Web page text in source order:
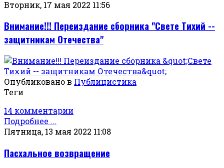
Вторник, 17 мая 2022 11:56
Внимание!!! Переиздание сборника "Свете Тихий --
защитникам Отечества"
Опубликовано в Публицистика
Теги
14 комментарии
Подробнее ...
Пятница, 13 мая 2022 11:08
Пасхальное возвращение